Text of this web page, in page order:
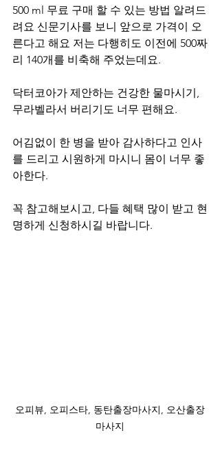
500 ml 무료 구매 할 수 있는 방법 알려드
려요 신문기사를 보니 앞으로 가격이 오
른다고 해요 저는 다행히도 이전에 500짜
리 140개를 비축해 주었는데요.
닥터코아가 제안하는 건강한 물마시기,
무라벨라서 버리기도 너무 편해요.
어김없이 한 병을 받아 감사하다고 인사
를 드리고 시원하게 마시니 몸이 너무 좋
아한다.
꼭 참고해보시고, 다들 혜택 많이 받고 현
명하게 신청하시길 바랍니다.
오피뷰, 오피스타, 동탄출장마사지, 오산출장
마사지